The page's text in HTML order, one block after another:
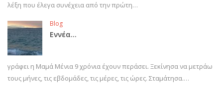
λέξη που έλεγα συνέχεια από την πρώτη…
Blog
Εννέα…
γράφει η Μαμά Μένια 9 χρόνια έχουν περάσει. Ξεκίνησα να μετράω
τους μήνες, τις εβδομάδες, τις μέρες, τις ώρες. Σταμάτησα.…